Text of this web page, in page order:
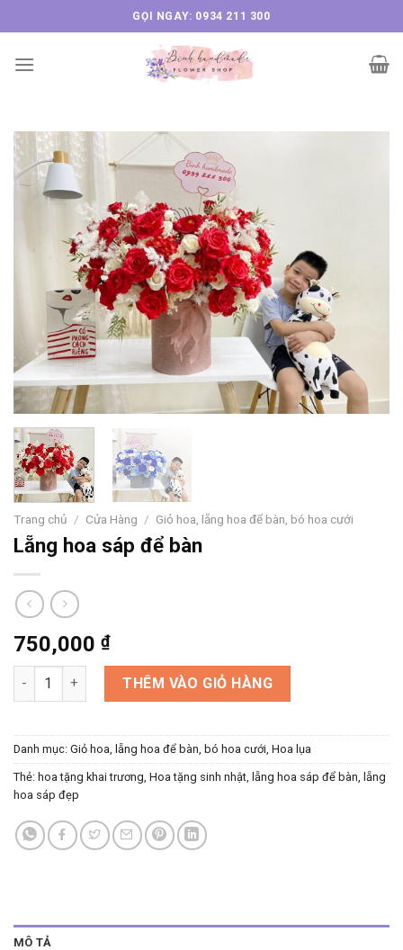
to
content
GỌI NGAY: 0934 211 300
Trang chủ / Cửa Hàng / Giỏ hoa, lẵng hoa để bàn, bó hoa cưới
Lẵng hoa sáp để bàn
750,000 ₫
Lẵng hoa sáp để bàn số lượngTHÊM VÀO GIỎ HÀNG
Danh mục: Giỏ hoa, lẵng hoa để bàn, bó hoa cưới Hoa lụa
Thẻ: hoa tặng khai trương Hoa tặng sinh nhật lẵng hoa sáp để bàn
lẵng
hoa sáp đẹp
MÔ TẢ